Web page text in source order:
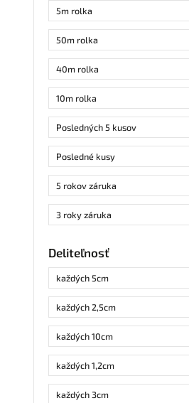
5m rolka
50m rolka
40m rolka
10m rolka
Posledných 5 kusov
Posledné kusy
5 rokov záruka
3 roky záruka
Deliteľnosť
každých 5cm
každých 2,5cm
každých 10cm
každých 1,2cm
každých 3cm